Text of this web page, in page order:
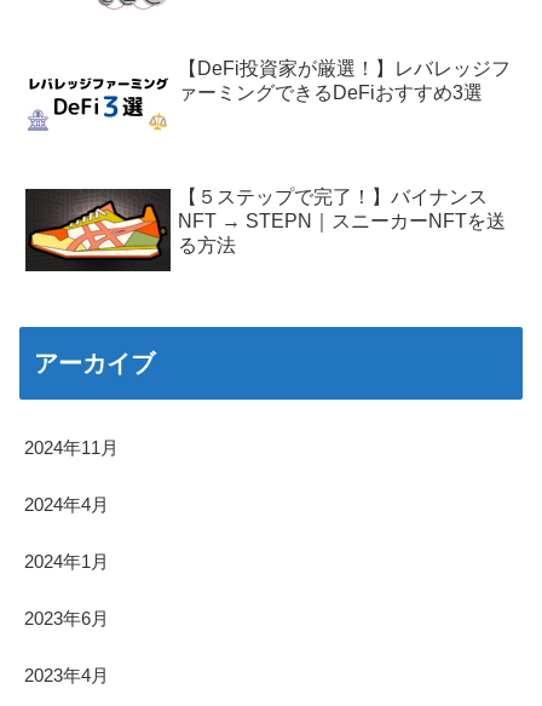
【DeFi投資家が厳選！】レバレッジフ
ァーミングできるDeFiおすすめ3選
【５ステップで完了！】バイナンス
NFT → STEPN｜スニーカーNFTを送
る方法
アーカイブ
2024年11月
2024年4月
2024年1月
2023年6月
2023年4月